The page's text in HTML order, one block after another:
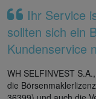
Ihr Service
sollten sich ein
Kundenservice
WH SELFINVEST
die